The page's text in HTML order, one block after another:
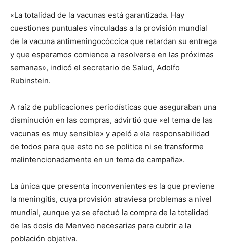
«La totalidad de la vacunas está garantizada. Hay
cuestiones puntuales vinculadas a la provisión mundial
de la vacuna antimeningocóccica que retardan su entrega
y que esperamos comience a resolverse en las próximas
semanas», indicó el secretario de Salud, Adolfo
Rubinstein.
A raíz de publicaciones periodísticas que aseguraban una
disminución en las compras, advirtió que «el tema de las
vacunas es muy sensible» y apeló a «la responsabilidad
de todos para que esto no se politice ni se transforme
malintencionadamente en un tema de campaña».
La única que presenta inconvenientes es la que previene
la meningitis, cuya provisión atraviesa problemas a nivel
mundial, aunque ya se efectuó la compra de la totalidad
de las dosis de Menveo necesarias para cubrir a la
población objetiva.